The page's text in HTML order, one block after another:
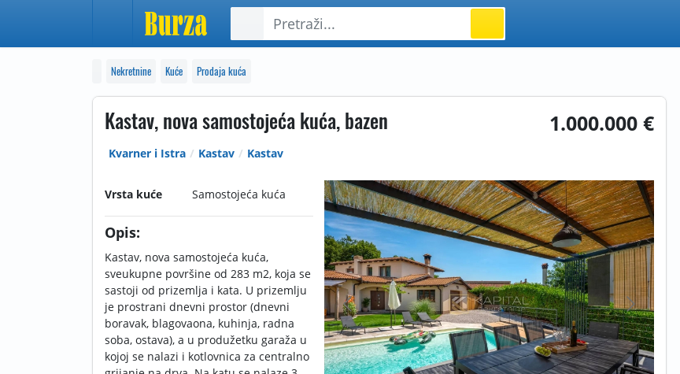
Nekretnine Kuće Prodaja kuća
Kastav, nova samostojeća kuća, bazen 1.000.000 €
Kvarner i Istra Kastav Kastav
Vrsta kuće Samostojeća kuća
Opis:
Kastav, nova samostojeća kuća,
sveukupne površine od 283 m2, koja se
sastoji od prizemlja i kata. U prizemlju
je prostrani dnevni prostor (dnevni
boravak, blagovaona, kuhinja, radna
soba, ostava), a u produžetku garaža u
kojoj se nalazi i kotlovnica za centralno